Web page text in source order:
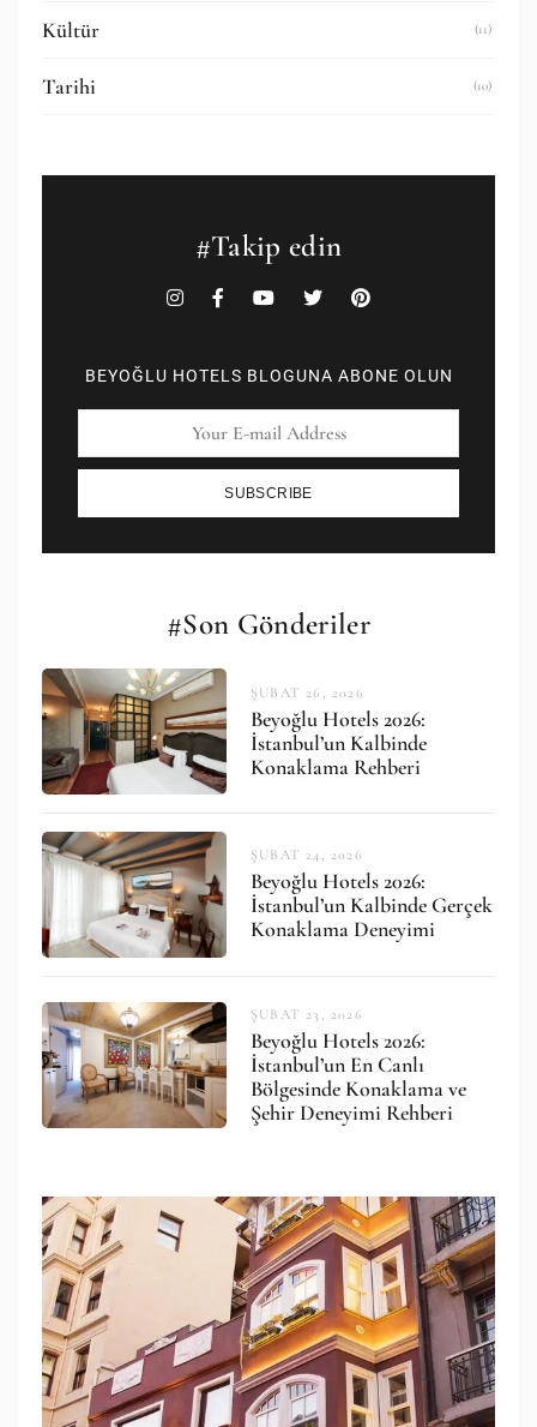
Kültür (11)
Tarihi (10)
#Takip edin
BEYOĞLU HOTELS BLOGUNA ABONE OLUN
SUBSCRIBE
#Son Gönderiler
ŞUBAT 26, 2026
Beyoğlu Hotels 2026:
İstanbul’un Kalbinde
Konaklama Rehberi
ŞUBAT 24, 2026
Beyoğlu Hotels 2026:
İstanbul’un Kalbinde Gerçek
Konaklama Deneyimi
ŞUBAT 23, 2026
Beyoğlu Hotels 2026:
İstanbul’un En Canlı
Bölgesinde Konaklama ve
Şehir Deneyimi Rehberi